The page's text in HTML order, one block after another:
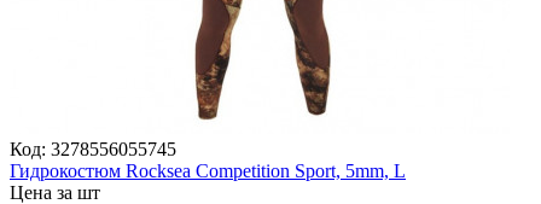
Код: 3278556055745
Гидрокостюм Rocksea Competition Sport, 5mm, L
Цена за шт